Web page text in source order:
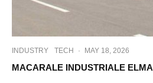
INDUSTRY TECH · MAY 18, 2026
MACARALE INDUSTRIALE